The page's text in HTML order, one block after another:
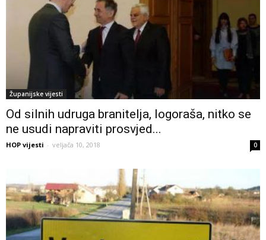
Županijske vijesti
Od silnih udruga branitelja, logoraša, nitko se
ne usudi napraviti prosvjed...
HOP vijesti - veljača 10, 2018 0